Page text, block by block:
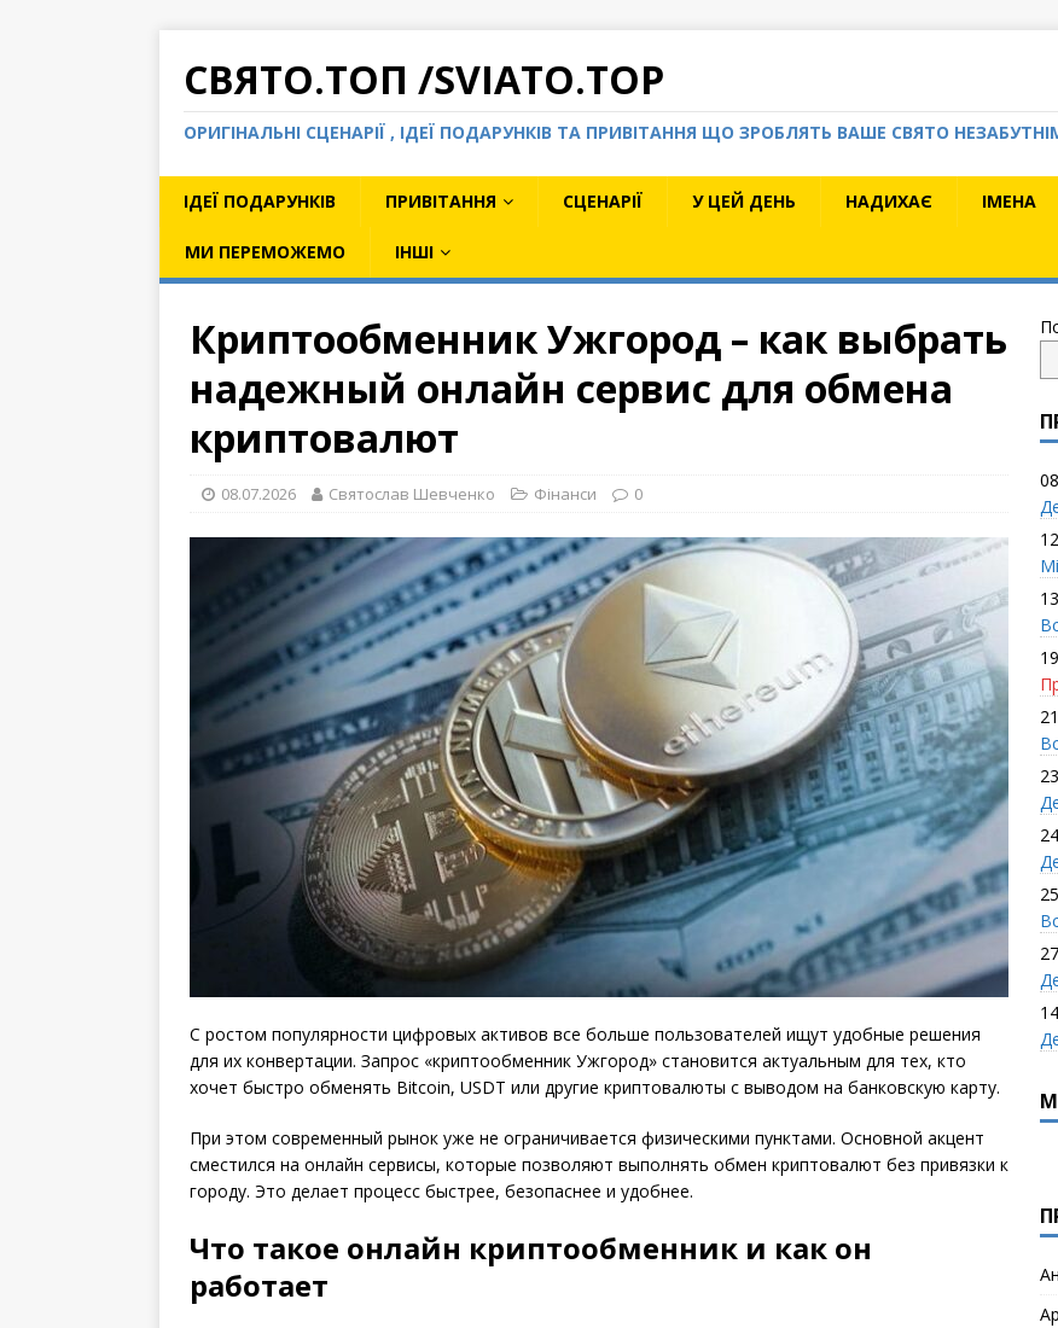
СВЯТО.ТОП /SVIATO.TOP
ОРИГІНАЛЬНІ СЦЕНАРІЇ , ІДЕЇ ПОДАРУНКІВ ТА ПРИВІТАННЯ ЩО ЗРОБЛЯТЬ ВАШЕ СВЯТО
ІДЕЇ ПОДАРУНКІВ ПРИВІТАННЯ СЦЕНАРІЇ У ЦЕЙ ДЕНЬ НАДИХАЄ ІМЕНА
МИ ПЕРЕМОЖЕМО ІНШІ
Криптообменник Ужгород – как выбрать
надежный онлайн сервис для обмена
криптовалют
08.07.2026 Святослав Шевченко Фінанси 0
С ростом популярности цифровых активов все больше пользователей ищут удобные решения
для их конвертации. Запрос «криптообменник Ужгород» становится актуальным для тех, кто
хочет быстро обменять Bitcoin, USDT или другие криптовалюты с выводом на банковскую карту.
При этом современный рынок уже не ограничивается физическими пунктами. Основной акцент
сместился на онлайн сервисы, которые позволяют выполнять обмен криптовалют без привязки к
городу. Это делает процесс быстрее, безопаснее и удобнее.
Что такое онлайн криптообменник и как он
работает